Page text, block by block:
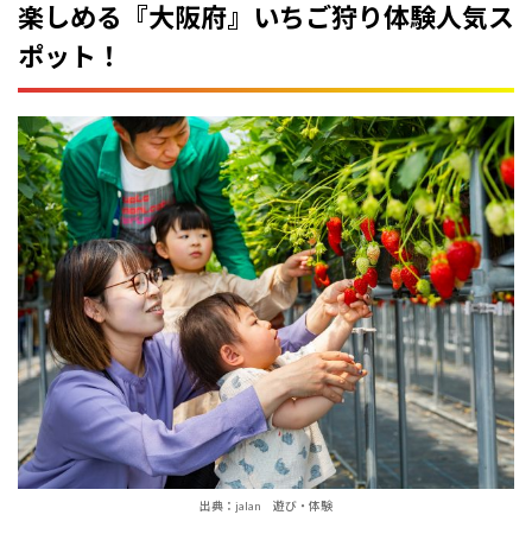
お友
達同
士・
カッ
プル
で楽
しめ
る
『大
阪
府』
いち
ご狩
り体
験人
気ス
ポッ
ト！
2
1.
【大
阪
楽しめる『大阪府』いちご狩り体験人気ス
ポット！
出典：jalan 遊び・体験